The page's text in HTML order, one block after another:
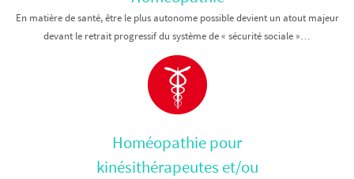
En matière de santé, être le plus autonome possible devient un atout majeur
devant le retrait progressif du système de « sécurité sociale »…
Homéopathie pour
kinésithérapeutes et/ou